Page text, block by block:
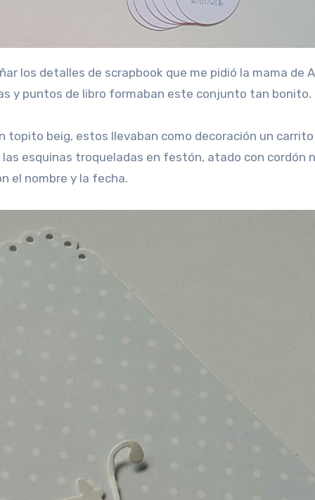
y puntos de libro formaban este conjunto tan bonito.
topito beig, estos llevaban como decoración un
esquinas troqueladas en festón, atado con cordón
el nombre y la fecha.